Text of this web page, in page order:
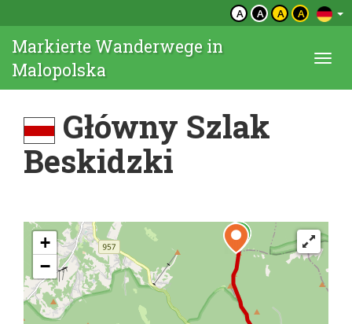
A A A A
Markierte Wanderwege in
Malopolska
Główny Szlak
Beskidzki
+
−